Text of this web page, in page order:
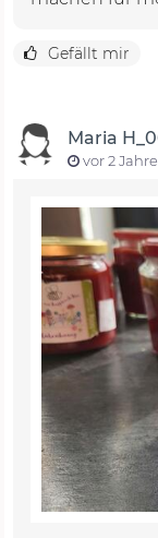
Gefällt mir
Maria
vor 2